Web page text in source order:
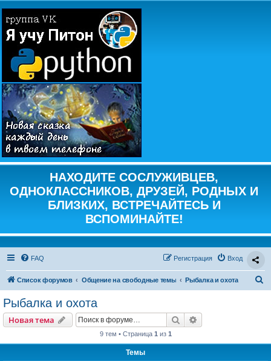
НАХОДИТЕ СОСЛУЖИВЦЕВ,
ОДНОКЛАССНИКОВ, ДРУЗЕЙ, РОДНЫХ И
БЛИЗКИХ, ВСТРЕЧАЙТЕСЬ И
ВСПОМИНАЙТЕ!
FAQ Вход
Регистрация
Список форумов Общение на свободные темы Рыбалка и охота
Рыбалка и охота
Новая тема Поиск
9 тем • Страница 1 из 1
Темы